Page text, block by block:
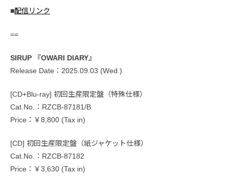
■配信リンク
==
SIRUP 『OWARI DIARY』
Release Date：2025.09.03 (Wed.)
[CD+Blu-ray] 初回生産限定盤（特殊仕様）
Cat.No.：RZCB-87181/B
Price：￥8,800 (Tax in)
[CD] 初回生産限定盤（紙ジャケット仕様）
Cat.No.：RZCB-87182
Price：￥3,630 (Tax in)